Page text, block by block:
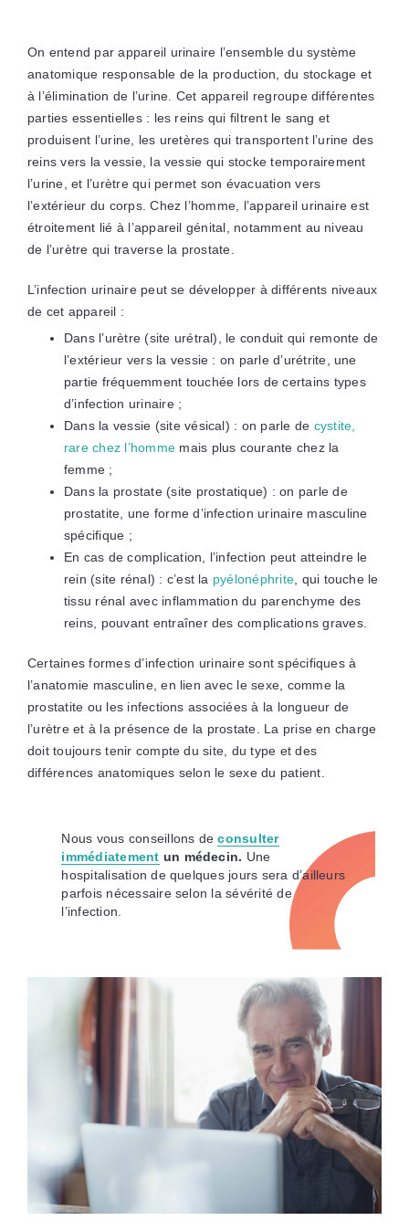
On entend par appareil urinaire l’ensemble du système
anatomique responsable de la production, du stockage et
à l’élimination de l’urine. Cet appareil regroupe différentes
parties essentielles : les reins qui filtrent le sang et
produisent l’urine, les uretères qui transportent l’urine des
reins vers la vessie, la vessie qui stocke temporairement
l’urine, et l’urètre qui permet son évacuation vers
l’extérieur du corps. Chez l’homme, l’appareil urinaire est
étroitement lié à l’appareil génital, notamment au niveau
de l’urètre qui traverse la prostate.
L’infection urinaire peut se développer à différents niveaux
de cet appareil :
Dans l’urètre (site urétral), le conduit qui remonte de
l’extérieur vers la vessie : on parle d’urétrite, une
partie fréquemment touchée lors de certains types
d’infection urinaire ;
Dans la vessie (site vésical) : on parle de cystite,
rare chez l’homme mais plus courante chez la
femme ;
Dans la prostate (site prostatique) : on parle de
prostatite, une forme d’infection urinaire masculine
spécifique ;
En cas de complication, l’infection peut atteindre le
rein (site rénal) : c’est la pyélonéphrite, qui touche le
tissu rénal avec inflammation du parenchyme des
reins, pouvant entraîner des complications graves.
Certaines formes d’infection urinaire sont spécifiques à
l’anatomie masculine, en lien avec le sexe, comme la
prostatite ou les infections associées à la longueur de
l’urètre et à la présence de la prostate. La prise en charge
doit toujours tenir compte du site, du type et des
différences anatomiques selon le sexe du patient.
Nous vous conseillons deconsulter
immédiatement un médecin. Une
hospitalisation de quelques jours sera d’ailleurs
parfois nécessaire selon la sévérité de
l’infection.